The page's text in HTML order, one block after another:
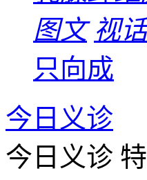
图文 视话
只向成
今日义诊
今日义诊